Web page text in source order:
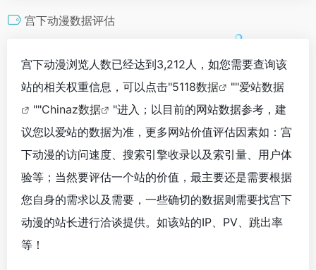
宫下动漫数据评估
宫下动漫浏览人数已经达到3,212人，如您需要查询该
站的相关权重信息，可以点击"5118数据 ""爱站数据
""Chinaz数据
"进入；以目前的网站数据参考，建
议您以爱站的数据为准，更多网站价值评估因素如：宫
下动漫的访问速度、搜索引擎收录以及索引量、用户体
验等；当然要评估一个站的价值，最主要还是需要根据
您自身的需求以及需要，一些确切的数据则需要找宫下
动漫的站长进行洽谈提供。如该站的IP、PV、跳出率
等！